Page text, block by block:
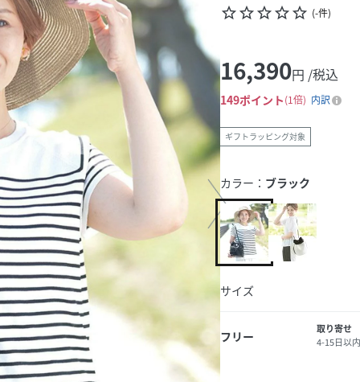
star_borderstar_borderstar_borderstar_borderstar_border (-件)
16,390円 /税込
149ポイント 1倍 内訳
ギフトラッピング対象
カラー： ブラック
サイズ
フリー
取り寄せ
4-15日以